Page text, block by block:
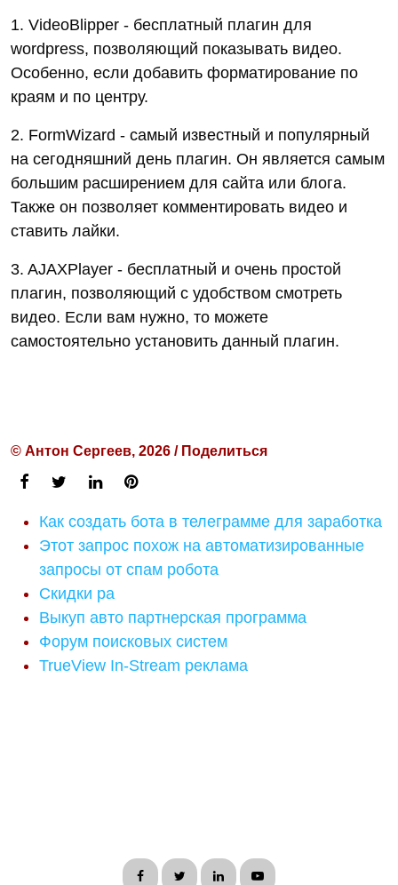
1. VideoBlipper - бесплатный плагин для
wordpress, позволяющий показывать видео.
Особенно, если добавить форматирование по
краям и по центру.
2. FormWizard - cамый известный и популярный
на сегодняшний день плагин. Он является самым
большим расширением для сайта или блога.
Также он позволяет комментировать видео и
ставить лайки.
3. AJAXPlayer - бесплатный и очень простой
плагин, позволяющий с удобством смотреть
видео. Если вам нужно, то можете
самостоятельно установить данный плагин.
© Антон Сергеев, 2026 / Поделиться
Как создать бота в телеграмме для заработка
Этот запрос похож на автоматизированные
запросы от спам робота
Скидки ра
Выкуп авто партнерская программа
Форум поисковых систем
TrueView In-Stream реклама